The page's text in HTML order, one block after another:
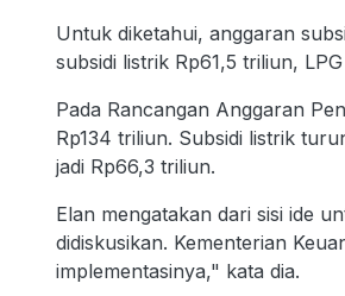
Untuk diketahui, anggaran
subsidi listrik Rp61,5 triliun,
Pada Rancangan Anggaran
Rp134 triliun. Subsidi listrik
jadi Rp66,3 triliun.
Elan mengatakan dari sisi ide
didiskusikan. Kementerian
implementasinya," kata dia.